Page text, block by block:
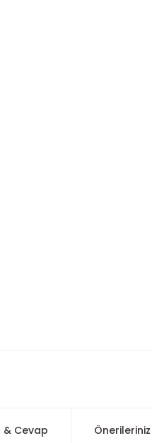
& Cevap Önerileriniz